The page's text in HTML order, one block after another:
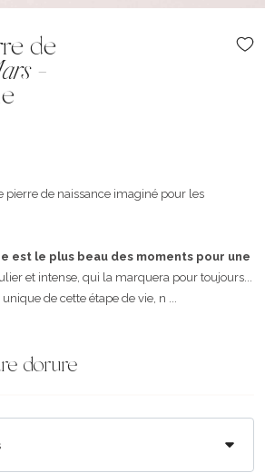
de
-
pierre de naissance imaginé pour les
est le plus beau des moments pour une
et intense, qui la marquera pour toujours...
de cette étape de vie, n ...
dorure